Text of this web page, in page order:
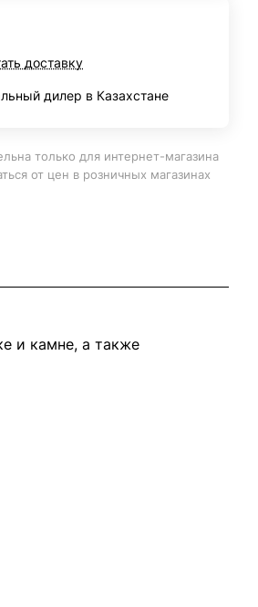
доставку
дилер в Казахстане
только для интернет-магазина
от цен в розничных магазинах
и камне, а также